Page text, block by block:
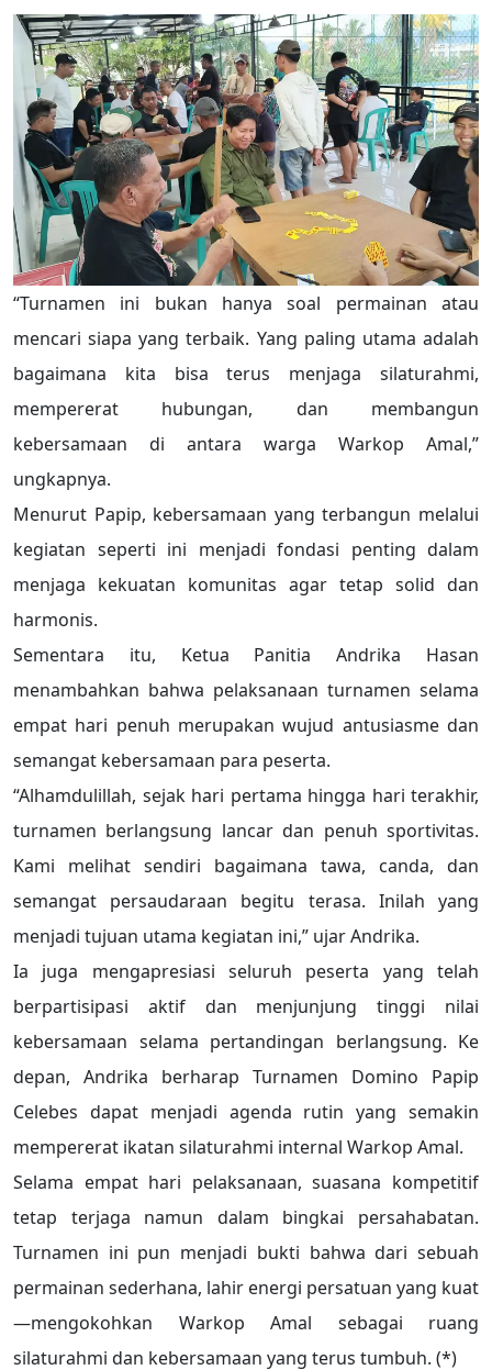
“Turnamen ini bukan hanya soal permainan atau
mencari siapa yang terbaik. Yang paling utama adalah
bagaimana kita bisa terus menjaga silaturahmi,
mempererat hubungan, dan membangun
kebersamaan di antara warga Warkop Amal,”
ungkapnya.
Menurut Papip, kebersamaan yang terbangun melalui
kegiatan seperti ini menjadi fondasi penting dalam
menjaga kekuatan komunitas agar tetap solid dan
harmonis.
Sementara itu, Ketua Panitia Andrika Hasan
menambahkan bahwa pelaksanaan turnamen selama
empat hari penuh merupakan wujud antusiasme dan
semangat kebersamaan para peserta.
“Alhamdulillah, sejak hari pertama hingga hari terakhir,
turnamen berlangsung lancar dan penuh sportivitas.
Kami melihat sendiri bagaimana tawa, canda, dan
semangat persaudaraan begitu terasa. Inilah yang
menjadi tujuan utama kegiatan ini,” ujar Andrika.
Ia juga mengapresiasi seluruh peserta yang telah
berpartisipasi aktif dan menjunjung tinggi nilai
kebersamaan selama pertandingan berlangsung. Ke
depan, Andrika berharap Turnamen Domino Papip
Celebes dapat menjadi agenda rutin yang semakin
mempererat ikatan silaturahmi internal Warkop Amal.
Selama empat hari pelaksanaan, suasana kompetitif
tetap terjaga namun dalam bingkai persahabatan.
Turnamen ini pun menjadi bukti bahwa dari sebuah
permainan sederhana, lahir energi persatuan yang kuat
—mengokohkan Warkop Amal sebagai ruang
silaturahmi dan kebersamaan yang terus tumbuh. (*)